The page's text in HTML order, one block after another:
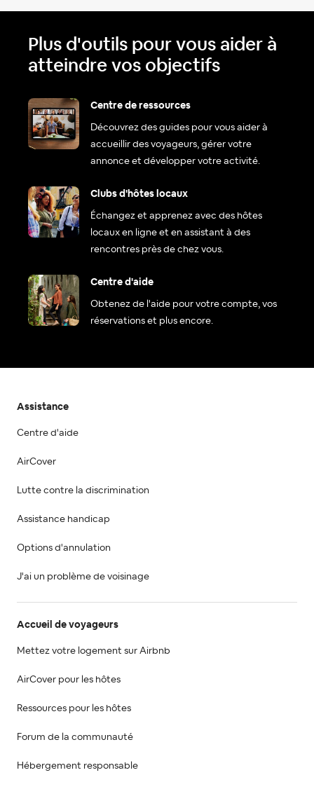
Plus d'outils pour vous aider à
atteindre vos objectifs
Centre de ressources
Découvrez des guides pour vous aider à
accueillir des voyageurs, gérer votre
annonce et développer votre activité.
Clubs d'hôtes locaux
Échangez et apprenez avec des hôtes
locaux en ligne et en assistant à des
rencontres près de chez vous.
Centre d'aide
Obtenez de l'aide pour votre compte, vos
réservations et plus encore.
Assistance
Centre d'aide
AirCover
Lutte contre la discrimination
Assistance handicap
Options d'annulation
J'ai un problème de voisinage
Accueil de voyageurs
Mettez votre logement sur Airbnb
AirCover pour les hôtes
Ressources pour les hôtes
Forum de la communauté
Hébergement responsable